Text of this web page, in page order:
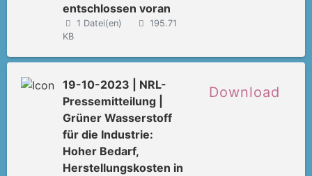
entschlossen voran
1 Datei(en)
195.71
KB
19-10-2023 | NRL-
Pressemitteilung |
Grüner Wasserstoff
für die Industrie:
Hoher Bedarf,
Herstellungskosten in
Download